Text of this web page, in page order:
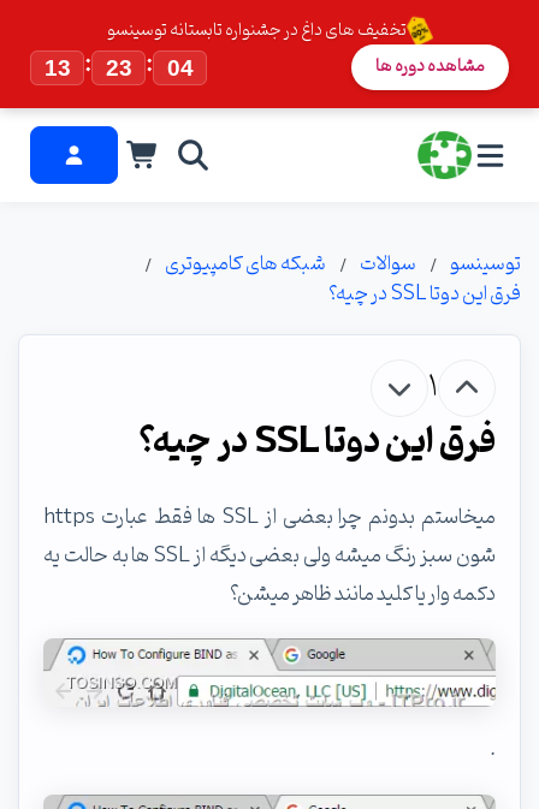
تخفیف های داغ در جشنواره تابستانه توسینسو
13
: 23 : 04 مشاهده دوره ها
توسینسو سوالات
شبکه های کامپیوتری
فرق این دوتا SSL در چیه؟
1
فرق این دوتا SSL در چیه؟
میخاستم بدونم چرا بعضی از SSL ها فقط عبارت https
شون سبز رنگ میشه ولی بعضی دیگه از SSL ها به حالت یه
دکمه وار یا کلید مانند ظاهر میشن؟
.